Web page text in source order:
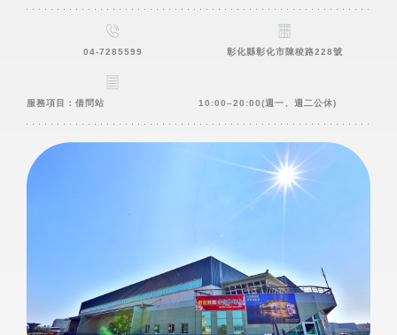
04-7285599 彰化縣彰化市陳稜路228號
服務項目：借問站 10:00–20:00(週一、週二公休)